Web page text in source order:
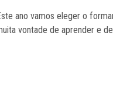
ano vamos eleger o
vontade de aprender e